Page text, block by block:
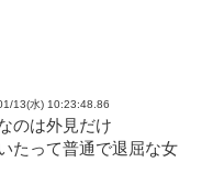
13(水) 10:23:48.86
のは外見だけ
たって普通で退屈な女